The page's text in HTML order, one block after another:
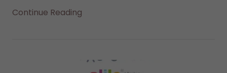
Continue Reading